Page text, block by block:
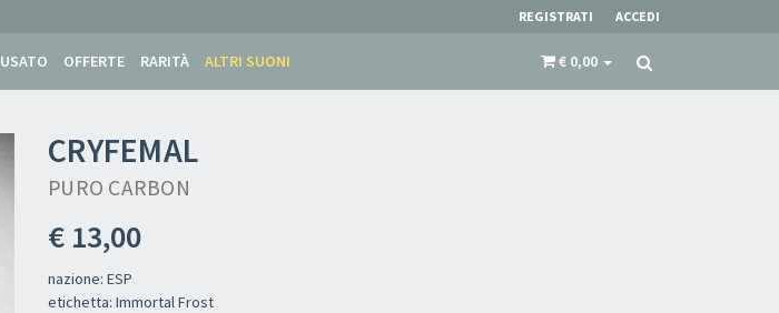
REGISTRATI ACCEDI
USATO OFFERTE RARITÀ ALTRI SUONI € 0,00
CRYFEMAL
PURO CARBON
€ 13,00
nazione: ESP
etichetta: Immortal Frost